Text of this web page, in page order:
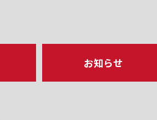
お知らせ